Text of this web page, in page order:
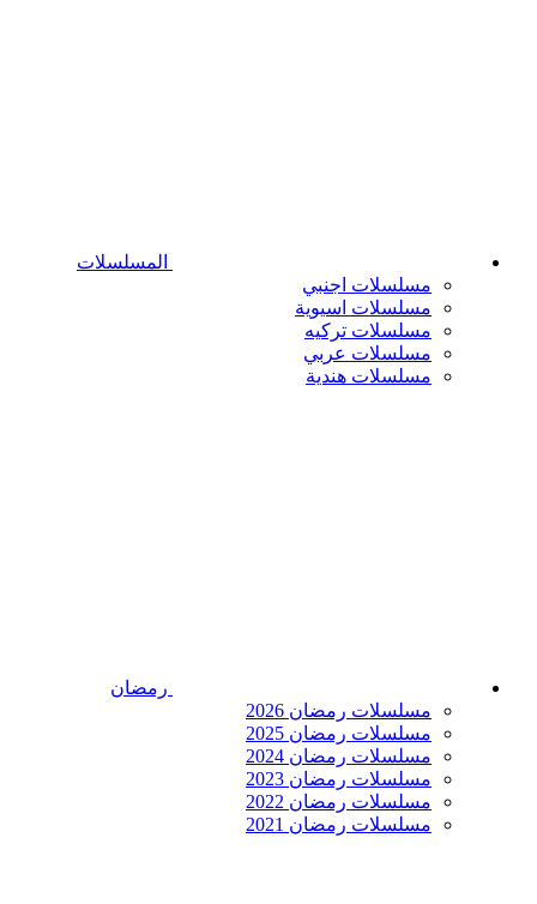
المسلسلات
مسلسلات اجنبي
مسلسلات اسيوية
مسلسلات تركيه
مسلسلات عربي
مسلسلات هندية
رمضان
مسلسلات رمضان 2026
مسلسلات رمضان 2025
مسلسلات رمضان 2024
مسلسلات رمضان 2023
مسلسلات رمضان 2022
مسلسلات رمضان 2021